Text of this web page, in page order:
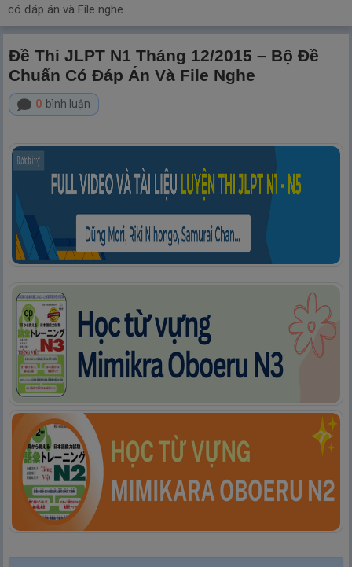
có đáp án và File nghe
Đề Thi JLPT N1 Tháng 12/2015 – Bộ Đề
Chuẩn Có Đáp Án Và File Nghe
0 bình luận